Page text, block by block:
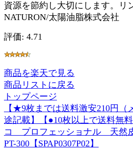
資源を節約し大切にします。リ
NATURON/太陽油脂株式会社
評価: 4.71
商品を楽天で見る
商品リストに戻る
トップページ
【★9枚までは送料激安210円
途記載】【●10枚以上で送料無
コ プロフェッショナル 天然
PT-300【SPAP0307P02】